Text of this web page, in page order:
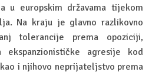
u europskim državama tijekom
Na kraju je glavno razlikovno
tolerancije prema opoziciji,
ekspanzionističke agresije kod
i njihovo neprijateljstvo prema